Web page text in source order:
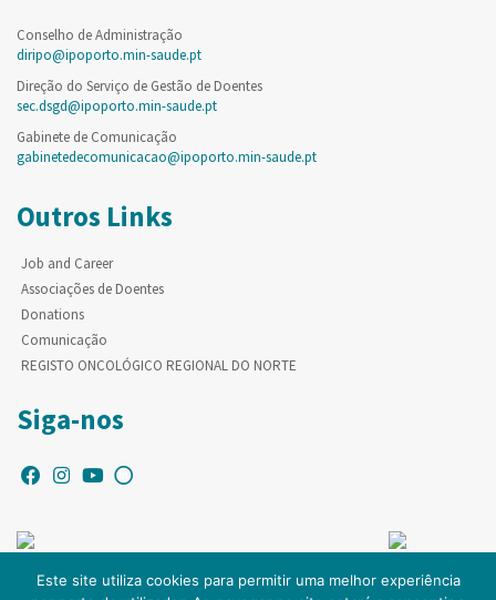
Conselho de Administração
diripo@ipoporto.min-saude.pt
Direção do Serviço de Gestão de Doentes
sec.dsgd@ipoporto.min-saude.pt
Gabinete de Comunicação
gabinetedecomunicacao@ipoporto.min-saude.pt
Outros Links
Job and Career
Associações de Doentes
Donations
Comunicação
REGISTO ONCOLÓGICO REGIONAL DO NORTE
Siga-nos
Este site utiliza cookies para permitir uma melhor experiência